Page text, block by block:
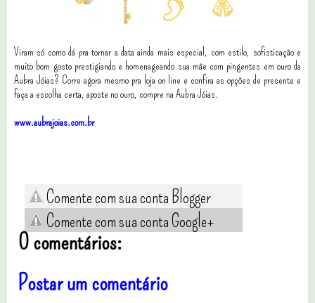
Viram só como dá pra tornar a data ainda mais especial, com estilo, sofisticação e
muito bom gosto prestigiando e homenageando sua mãe com pingentes em ouro da
Aubra Jóias? Corre agora mesmo pra loja on line e confira as opções de presente e
faça a escolha certa, aposte no ouro, compre na Aubra Jóias.
www.aubrajoias.com.br
Comente com sua conta Blogger
Comente com sua conta Google+
0 comentários:
Postar um comentário